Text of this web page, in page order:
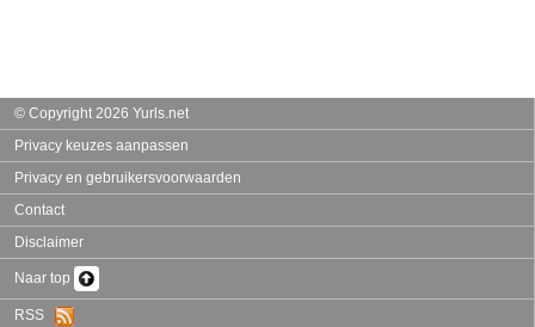
© Copyright 2026 Yurls.net
Privacy keuzes aanpassen
Privacy en gebruikersvoorwaarden
Contact
Disclaimer
Naar top
RSS